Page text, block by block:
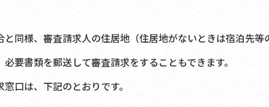
同様、審査請求人の住居地（住居地がないときは宿泊先
要書類を郵送して審査請求をすることもできます。
口は、下記のとおりです。